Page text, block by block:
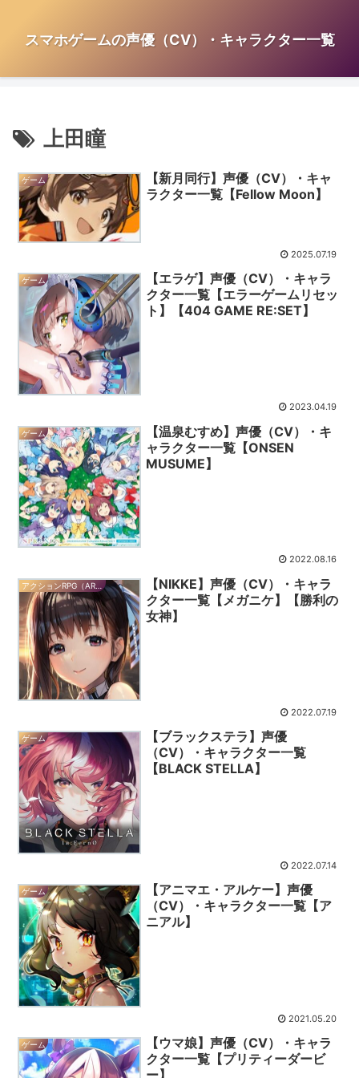
スマホゲームの声優（CV）・キャラクター一覧
上田瞳
ゲーム
【新月同行】声優（CV）・キャ
ラクター一覧【Fellow Moon】
2025.07.19
ゲーム
【エラゲ】声優（CV）・キャラ
クター一覧【エラーゲームリセッ
ト】【404 GAME RE:SET】
2023.04.19
ゲーム
【温泉むすめ】声優（CV）・キ
ャラクター一覧【ONSEN
MUSUME】
2022.08.16
【NIKKE】声優（CV）・キャラ
クター一覧【メガニケ】【勝利の
女神】
2022.07.19
ゲーム
【ブラックステラ】声優
（CV）・キャラクター一覧
【BLACK STELLA】
2022.07.14
ゲーム
【アニマエ・アルケー】声優
（CV）・キャラクター一覧【ア
ニアル】
2021.05.20
ゲーム
【ウマ娘】声優（CV）・キャラ
クター一覧【プリティーダービ